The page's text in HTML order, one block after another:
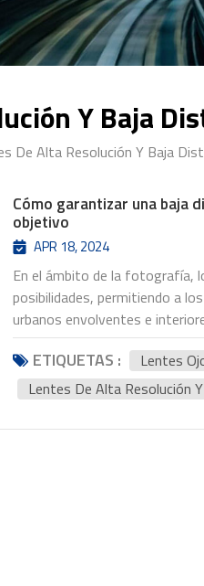
Y Baja
De Alta Resolución Y Baja
Cómo garantizar una baja
objetivo
APR 18, 2024
En el ámbito de la fotografía,
posibilidades, permitiendo a
urbanos envolventes e
amplio sin sacrificar la calidad
distorsión, en forma de
objetivos gran angular,
los sujetos dentro del
consideraciones necesarias
ETIQUETAS :
Lentes
Lentes De Alta Resolución